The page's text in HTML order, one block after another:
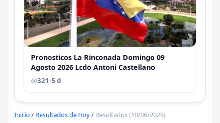
Pronosticos La Rinconada Domingo 09
Agosto 2026 Lcdo Antoni Castellano
321•5 d
Inicio / Resultados de Hoy/ Resultados (10/06/2025)